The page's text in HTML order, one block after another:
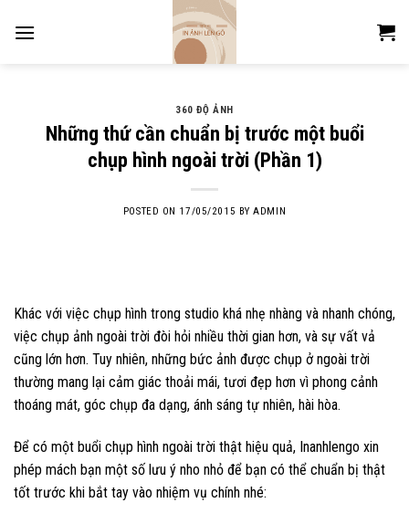
360 ĐỘ ẢNH
Những thứ cần chuẩn bị trước một buổi
chụp hình ngoài trời (Phần 1)
POSTED ON 17/05/2015 BYADMIN
Khác với việc chụp hình trong studio khá nhẹ nhàng và nhanh chóng,
việc chụp ảnh ngoài trời đòi hỏi nhiều thời gian hơn, và sự vất vả
cũng lớn hơn. Tuy nhiên, những bức ảnh được chụp ở ngoài trời
thường mang lại cảm giác thoải mái, tươi đẹp hơn vì phong cảnh
thoáng mát, góc chụp đa dạng, ánh sáng tự nhiên, hài hòa.
Để có một buổi chụp hình ngoài trời thật hiệu quả, Inanhlengo xin
phép mách bạn một số lưu ý nho nhỏ để bạn có thể chuẩn bị thật
tốt trước khi bắt tay vào nhiệm vụ chính nhé: